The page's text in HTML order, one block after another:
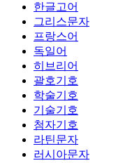
한글고어
그리스문자
프랑스어
독일어
히브리어
괄호기호
학술기호
기술기호
첨자기호
라틴문자
러시아문자